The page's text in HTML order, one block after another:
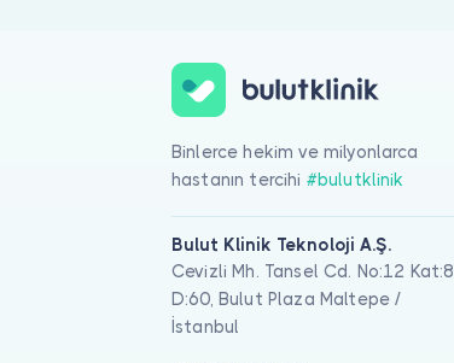
Binlerce hekim ve milyonlarca
hastanın tercihi #bulutklinik
Bulut Klinik Teknoloji A.Ş.
Cevizli Mh. Tansel Cd. No:12 Kat:8
D:60, Bulut Plaza Maltepe /
İstanbul